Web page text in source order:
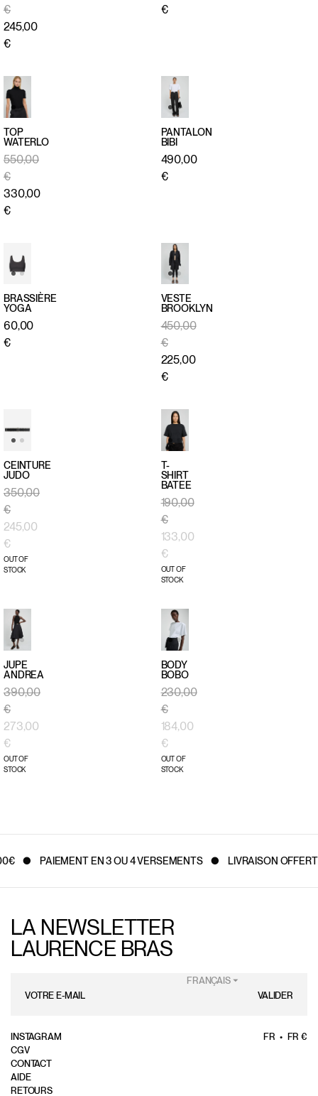
€
245,00
€
€
APERÇU
TOP
WATERLO
550,00
€
330,00
€
APERÇU
PANTALON
BIBI
490,00
€
APERÇU
BRASSIÈRE
YOGA
60,00
€
APERÇU
VESTE
BROOKLYN
450,00
€
225,00
€
APERÇU
CEINTURE
JUDO
350,00
€
245,00
€
OUT OF
STOCK
APERÇU
RAPIDE
T-
SHIRT
BATEE
190,00
€
133,00
€
OUT OF
STOCK
APERÇU
JUPE
ANDREA
390,00
€
273,00
€
OUT OF
STOCK
APERÇU
BODY
BOBO
230,00
€
184,00
€
OUT OF
STOCK
PAIEMENT EN 3 OU 4 VERSEMENTS LIVRAISON
LA NEWSLETTER
LAURENCE BRAS
FRANÇAIS ⏷
VALIDER
CGV
CONTACT
AIDE
RETOURS
INSTAGRAM FR FR €